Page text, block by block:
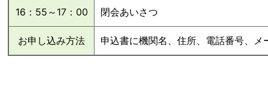
16：55～17：00 閉会あいさつ
お申し込み方法 申込書に機関名、住所、電話番号、